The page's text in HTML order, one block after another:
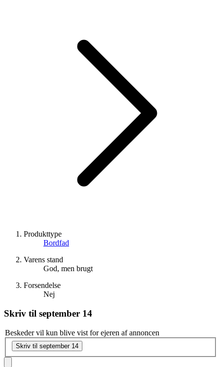
Produkttype
Bordfad
Varens stand
God, men brugt
Forsendelse
Nej
Skriv til september 14
Beskeder vil kun blive vist for ejeren af annoncen
Skriv til september 14